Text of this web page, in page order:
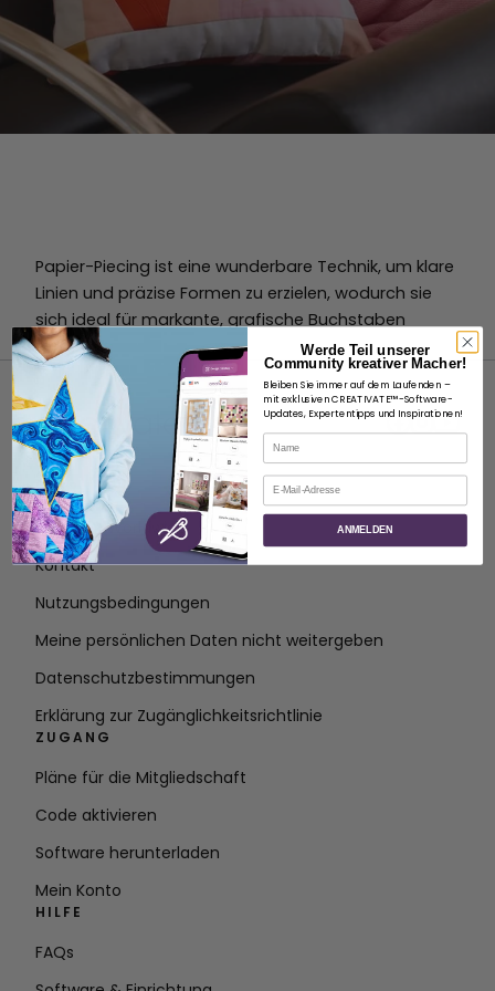
Papier-Piecing ist eine wunderbare Technik, um klare
Linien und präzise Formen zu erzielen, wodurch sie
sich ideal für markante, grafische Buchstaben
eignet.
ÜBER
Über SVP Worldwide
Kontakt
Nutzungsbedingungen
Meine persönlichen Daten nicht weitergeben
Datenschutzbestimmungen
Erklärung zur Zugänglichkeitsrichtlinie
ZUGANG
Pläne für die Mitgliedschaft
Code aktivieren
Software herunterladen
Mein Konto
HILFE
FAQs
Werde Teil unserer
Community kreativer Macher!
Bleiben Sie immer auf dem Laufenden –
mit exklusiven CREATIVATE™-Software-
Updates, Expertentipps und Inspirationen!
Name
E-Mail
ANMELDEN